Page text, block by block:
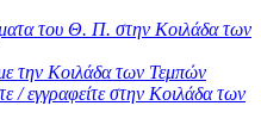
του Θ. Π. στην Κοιλάδα των
την Κοιλάδα των Τεμπών
/ εγγραφείτε στην Κοιλάδα των